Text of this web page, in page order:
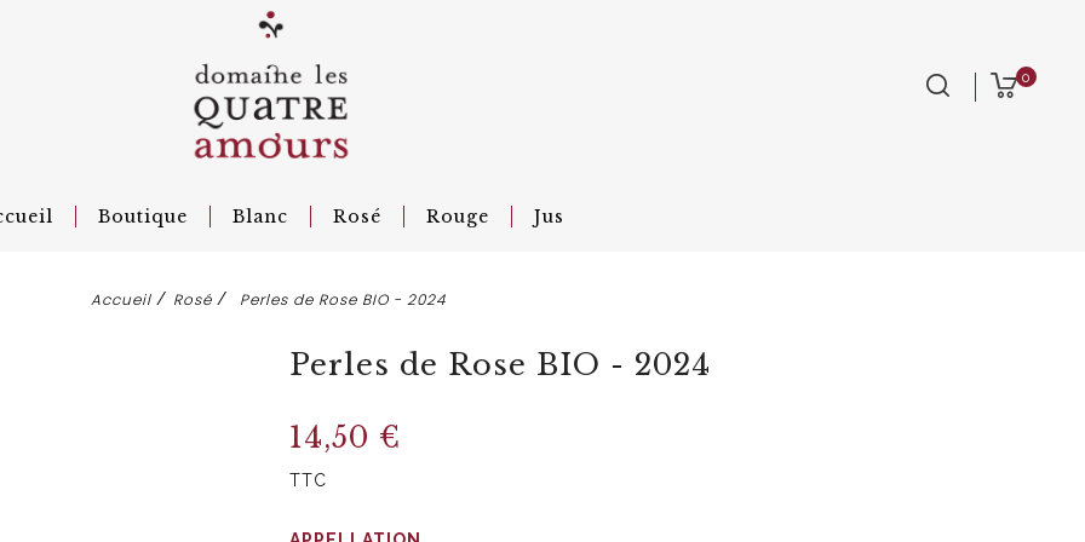
0
Boutique Blanc Rosé Rouge Jus
Accueil Rosé Perles de Rose BIO - 2024
Perles de Rose BIO - 2024
14,50 €
TTC